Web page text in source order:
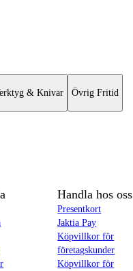
& Knivar Övrig Fritid
Handla hos oss
Presentkort
Jaktia Pay
Köpvillkor för
företagskunder
Köpvillkor för